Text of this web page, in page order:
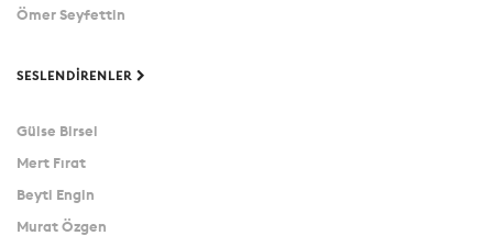
Ömer Seyfettin
SESLENDIRENLER
Gülse Birsel
Mert Fırat
Beyti Engin
Murat Özgen